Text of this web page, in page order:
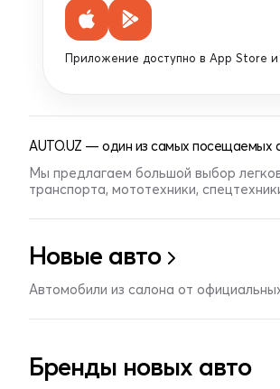
Приложение доступно в App Store и
AUTO.UZ — один из самых посещаемых
Мы предлагаем большой выбор
транспорта, мототехники,
Новые авто
Автомобили из салона от
Бренды новых авто